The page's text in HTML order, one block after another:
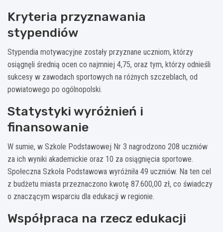
Kryteria przyznawania
stypendiów
Stypendia motywacyjne zostały przyznane uczniom, którzy
osiągnęli średnią ocen co najmniej 4,75, oraz tym, którzy odnieśli
sukcesy w zawodach sportowych na różnych szczeblach, od
powiatowego po ogólnopolski.
Statystyki wyróżnień i
finansowanie
W sumie, w Szkole Podstawowej Nr 3 nagrodzono 208 uczniów
za ich wyniki akademickie oraz 10 za osiągnięcia sportowe.
Społeczna Szkoła Podstawowa wyróżniła 49 uczniów. Na ten cel
z budżetu miasta przeznaczono kwotę 87.600,00 zł, co świadczy
o znaczącym wsparciu dla edukacji w regionie.
Współpraca na rzecz edukacji